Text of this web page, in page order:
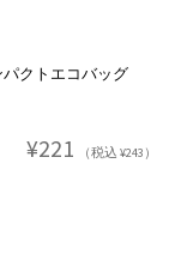
クトエコバッグ
¥221 （税込 ¥243）